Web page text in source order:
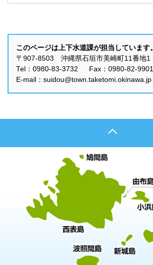
このページは上下水道課が担当しています。
〒907-8503 沖縄県石垣市美崎町11番地1
Tel：0980-83-3732 Fax：0980-82-9901
E-mail：suidou@town.taketomi.okinawa.jp